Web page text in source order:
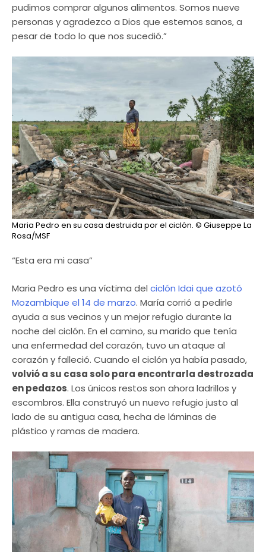
pudimos comprar algunos alimentos. Somos nueve
personas y agradezco a Dios que estemos sanos, a
pesar de todo lo que nos sucedió.”
Maria Pedro en su casa destruida por el ciclón. © Giuseppe La
Rosa/MSF
“Esta era mi casa”
Maria Pedro es una víctima del ciclón Idai que azotó
Mozambique el 14 de marzo. María corrió a pedirle
ayuda a sus vecinos y un mejor refugio durante la
noche del ciclón. En el camino, su marido que tenía
una enfermedad del corazón, tuvo un ataque al
corazón y falleció. Cuando el ciclón ya había pasado,
volvió a su casa solo para encontrarla destrozada
en pedazos. Los únicos restos son ahora ladrillos y
escombros. Ella construyó un nuevo refugio justo al
lado de su antigua casa, hecha de láminas de
plástico y ramas de madera.